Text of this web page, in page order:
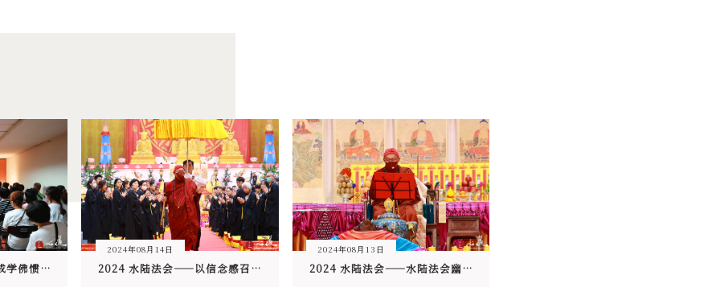
2024 水陆法会——养成学佛惯性 相续成佛工作
2024年08月14日
2024 水陆法会——以信念感召诸佛 以水陆传灯利众生
2024年08月13日
2024 水陆法会——水陆法会幽冥戒 清净戒体发无上道心